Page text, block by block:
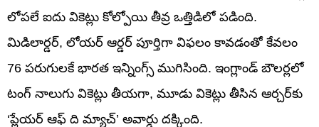
లోపలే ఐదు వికెట్లు కోల్పోయి తీవ్ర ఒత్తిడిలో పడింది.
మిడిలార్డర్, లోయర్ ఆర్డర్ పూర్తిగా విఫలం కావడంతో కేవలం
76 పరుగులకే భారత ఇన్నింగ్స్ ముగిసింది. ఇంగ్లాండ్ బౌలర్లలో
టంగ్ నాలుగు వికెట్లు తీయగా, మూడు వికెట్లు తీసిన ఆర్చర్‌కు
‘ప్లేయర్ ఆఫ్ ది మ్యాచ్’ అవార్డు దక్కింది.